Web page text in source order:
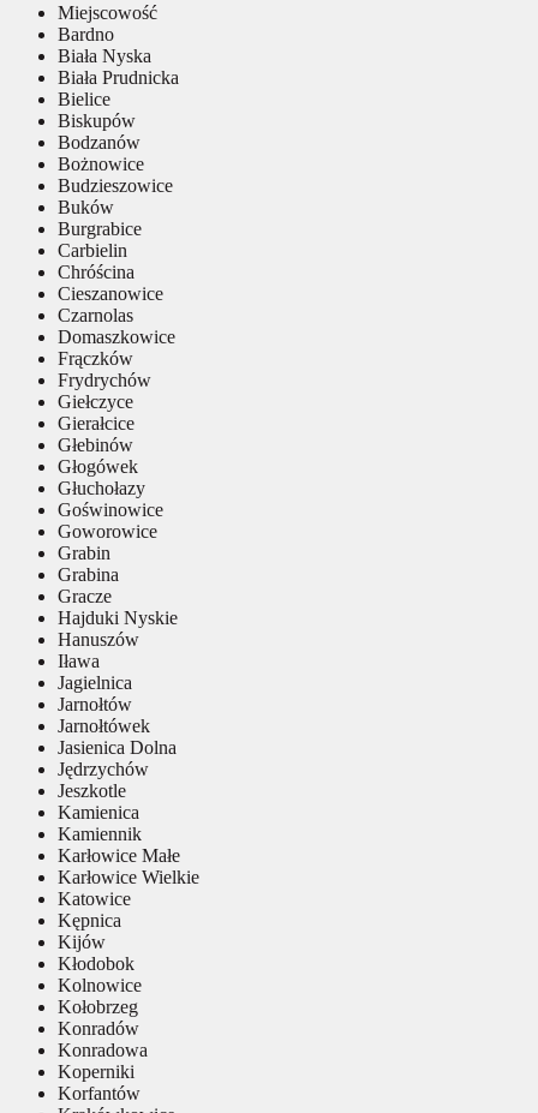
Miejscowość
Bardno
Biała Nyska
Biała Prudnicka
Bielice
Biskupów
Bodzanów
Bożnowice
Budzieszowice
Buków
Burgrabice
Carbielin
Chróścina
Cieszanowice
Czarnolas
Domaszkowice
Frączków
Frydrychów
Giełczyce
Gierałcice
Głebinów
Głogówek
Głuchołazy
Goświnowice
Goworowice
Grabin
Grabina
Gracze
Hajduki Nyskie
Hanuszów
Iława
Jagielnica
Jarnołtów
Jarnołtówek
Jasienica Dolna
Jędrzychów
Jeszkotle
Kamienica
Kamiennik
Karłowice Małe
Karłowice Wielkie
Katowice
Kępnica
Kijów
Kłodobok
Kolnowice
Kołobrzeg
Konradów
Konradowa
Koperniki
Korfantów